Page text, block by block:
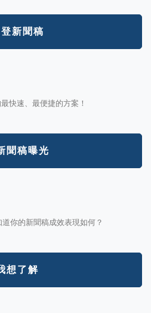
新聞稿
快速、最便捷的方案！
聞稿曝光
你的新聞稿成效表現如何？
想了解